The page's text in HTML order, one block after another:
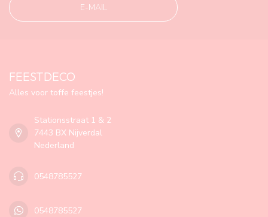
E-MAIL
FEESTDECO
Alles voor toffe feestjes!
Stationsstraat 1 & 2
7443 BX Nijverdal
Nederland
0548785527
0548785527